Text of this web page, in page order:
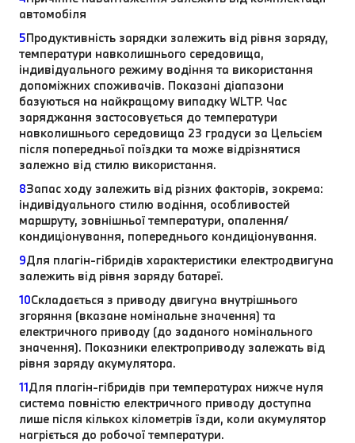
автомобіля
5Продуктивність зарядки залежить від рівня заряду,
температури навколишнього середовища,
індивідуального режиму водіння та використання
допоміжних споживачів. Показані діапазони
базуються на найкращому випадку WLTP. Час
заряджання застосовується до температури
навколишнього середовища 23 градуси за Цельсієм
після попередньої поїздки та може відрізнятися
залежно від стилю використання.
8Запас ходу залежить від різних факторів, зокрема:
індивідуального стилю водіння, особливостей
маршруту, зовнішньої температури, опалення/
кондиціонування, попереднього кондиціонування.
9Для плагін-гібридів характеристики електродвигуна
залежить від рівня заряду батареї.
10Складається з приводу двигуна внутрішнього
згоряння (вказане номінальне значення) та
електричного приводу (до заданого номінального
значення). Показники електроприводу залежать від
рівня заряду акумулятора.
11Для плагін-гібридів при температурах нижче нуля
система повністю електричного приводу доступна
лише після кількох кілометрів їзди, коли акумулятор
нагріється до робочої температури.